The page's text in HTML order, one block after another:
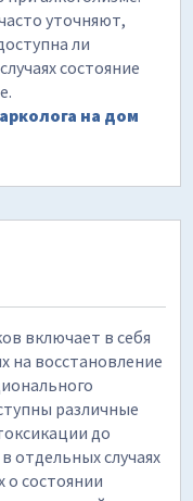
уточняют,
ли
состояние
на дом
включает в себя
на восстановление
различные
до
отдельных случаях
о состоянии